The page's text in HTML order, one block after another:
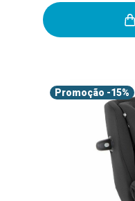
Promoção -15%